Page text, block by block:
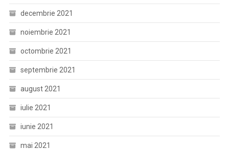
decembrie 2021
noiembrie 2021
octombrie 2021
septembrie 2021
august 2021
iulie 2021
iunie 2021
mai 2021